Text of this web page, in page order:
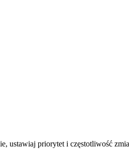
ustawiaj priorytet i częstotliwość